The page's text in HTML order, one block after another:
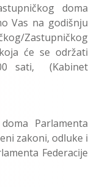
doma
Vas na godišnju
Zastupničkog
će se održati
sati, (Kabinet
Parlamenta
zakoni, odluke i
Federacije